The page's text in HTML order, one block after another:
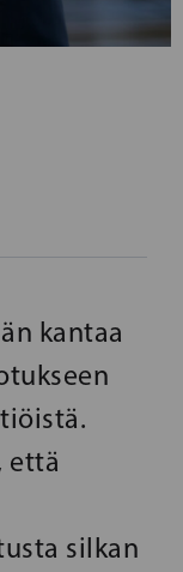
kantaa
että
silkan